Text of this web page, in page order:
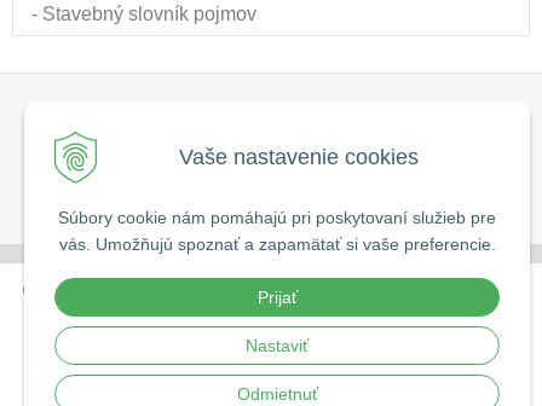
Vaše nastavenie cookies
Súbory cookie nám pomáhajú pri poskytovaní služieb pre
vás. Umožňujú spoznať a zapamätať si vaše preferencie.
Prijať
Nastaviť
Odmietnuť
- Stavebný slovník pojmov
Komárňanská 61821 09 Bratislava
Mobil:
Používanie cookies
© 2026 HUTYX-JŠ, s.r.o. • tvorba eshopu cez UNIobchod
webhostingspoločnostiWEBYGROUP